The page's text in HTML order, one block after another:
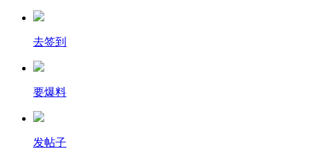
去签到
要爆料
发帖子